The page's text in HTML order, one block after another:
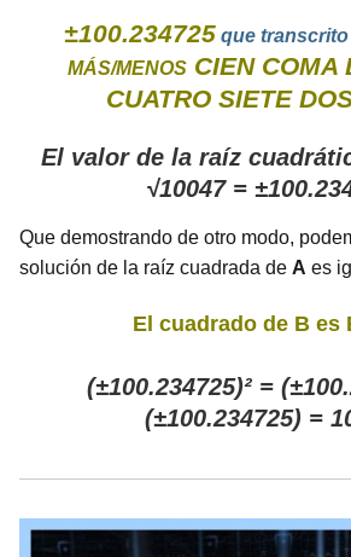
±100.234725 que
MÁS/MENOS CIEN COMA
CUATRO SIETE
El valor de la raíz
√10047 =
Que demostrando de otro modo,
solución de la raíz cuadrada de A es
El cuadrado de B es
(±100.234725)² =
(±100.234725) =